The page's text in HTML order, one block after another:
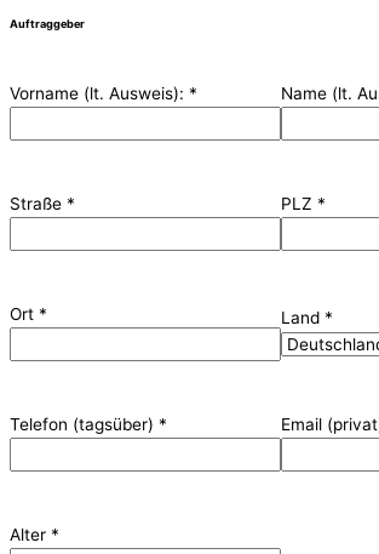
Auftraggeber
Vorname (lt. Ausweis): * Name (lt.
Straße * PLZ *
Ort * Land *
Telefon (tagsüber) * Email
Alter *